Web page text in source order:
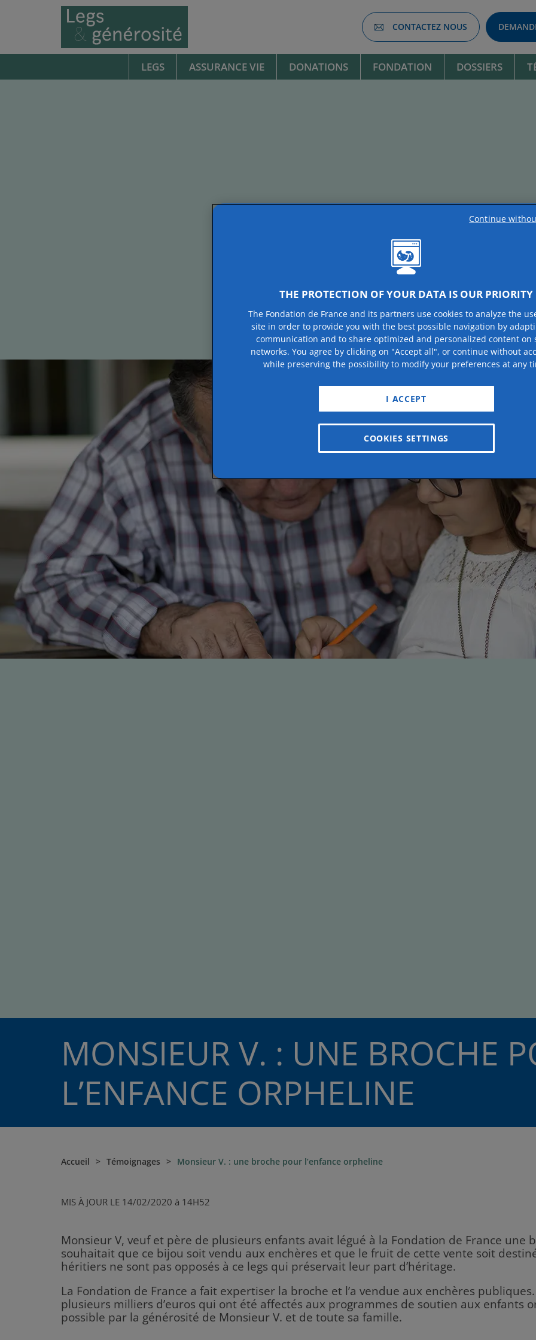
CONTACTEZ NOUS
LEGS ASSURANCE VIE DONATIONS FONDATION DOSSIERS
MONSIEUR V. : UNE BROCHE
L’ENFANCE ORPHELINE
Accueil Témoignages Monsieur V. : une broche pour l’enfance orpheline
MIS À JOUR LE 14/02/2020 à 14H52
Monsieur V, veuf et père de plusieurs enfants avait légué à la Fondation de France une
souhaitait que ce bijou soit vendu aux enchères et que le fruit de cette vente soit
héritiers ne sont pas opposés à ce legs qui préservait leur part d’héritage.
La Fondation de France a fait expertiser la broche et l’a vendue aux enchères
plusieurs milliers d’euros qui ont été affectés aux programmes de soutien aux enfants
possible par la générosité de Monsieur V. et de toute sa famille.
THE PROTECTION OF YOUR DATA IS OUR PRIORITY
The Fondation de France and its partners use cookies to analyze the
site in order to provide you with the best possible navigation by
communication and to share optimized and personalized content on
networks. You agree by clicking on "Accept all", or continue without
while preserving the possibility to modify your preferences at any
I ACCEPT
COOKIES SETTINGS
Continue